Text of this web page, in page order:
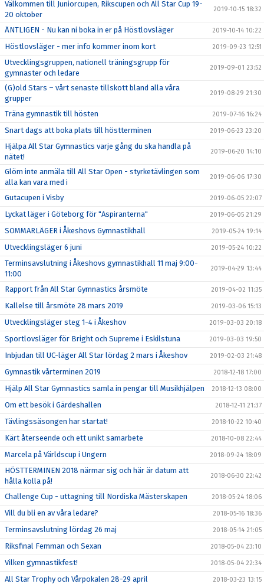
Välkommen till Juniorcupen, Rikscupen och All Star Cup 19-
20 oktober
2019-10-15 18:32
ÄNTLIGEN - Nu kan ni boka in er på Höstlovsläger 2019-10-14 10:22
Höstlovsläger - mer info kommer inom kort 2019-09-23 12:51
Utvecklingsgruppen, nationell träningsgrupp för
gymnaster och ledare
2019-09-01 23:52
(G)old Stars – vårt senaste tillskott bland alla våra
grupper
2019-08-29 21:30
Träna gymnastik till hösten 2019-07-16 16:24
Snart dags att boka plats till höstterminen 2019-06-23 23:20
Hjälpa All Star Gymnastics varje gång du ska handla på
nätet!
2019-06-20 14:10
Glöm inte anmäla till All Star Open - styrketävlingen som
alla kan vara med i
2019-06-06 17:30
Gutacupen i Visby 2019-06-05 22:07
Lyckat läger i Göteborg för "Aspiranterna" 2019-06-05 21:29
SOMMARLÄGER i Åkeshovs Gymnastikhall 2019-05-24 19:14
Utvecklingsläger 6 juni 2019-05-24 10:22
Terminsavslutning i Åkeshovs gymnastikhall 11 maj 9:00-
11:00
2019-04-29 13:44
Rapport från All Star Gymnastics årsmöte 2019-04-02 11:35
Kallelse till årsmöte 28 mars 2019 2019-03-06 15:13
Utvecklingsläger steg 1-4 i Åkeshov 2019-03-03 20:18
Sportlovsläger för Bright och Supreme i Eskilstuna 2019-03-03 19:50
Inbjudan till UC-läger All Star lördag 2 mars i Åkeshov 2019-02-03 21:48
Gymnastik vårterminen 2019 2018-12-18 17:00
Hjälp All Star Gymnastics samla in pengar till Musikhjälpen 2018-12-13 08:00
Om ett besök i Gärdeshallen 2018-12-11 21:37
Tävlingssäsongen har startat! 2018-10-22 10:40
Kärt återseende och ett unikt samarbete 2018-10-08 22:44
Marcela på Världscup i Ungern 2018-09-24 18:09
HÖSTTERMINEN 2018 närmar sig och här är datum att
hålla kolla på!
2018-06-30 22:42
Challenge Cup - uttagning till Nordiska Mästerskapen 2018-05-24 18:06
Vill du bli en av våra ledare? 2018-05-16 18:36
Terminsavslutning lördag 26 maj 2018-05-14 21:05
Riksfinal Femman och Sexan 2018-05-04 23:10
Vilken gymnastikfest! 2018-05-04 22:34
All Star Trophy och Vårpokalen 28-29 april 2018-03-23 13:15